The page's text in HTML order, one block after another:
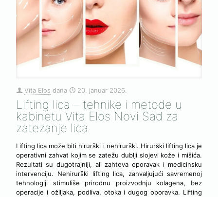
Vita Elos dana 20. januar 2026.
Lifting lica – tehnike i metode u
kabinetu Vita Elos Novi Sad za
zatezanje lica
Lifting lica može biti hirurški i nehirurški. Hirurški lifting lica je
operativni zahvat kojim se zatežu dublji slojevi kože i mišića.
Rezultati su dugotrajniji, ali zahteva oporavak i medicinsku
intervenciju. Nehirurški lifting lica, zahvaljujući savremenoj
tehnologiji stimuliše prirodnu proizvodnju kolagena, bez
operacije i ožiljaka, podliva, otoka i dugog oporavka. Lifting